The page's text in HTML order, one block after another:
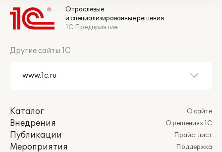
Отраслевые
и специализированные решения
1С:Предприятие
Другие сайты 1С
Каталог
Внедрения
Публикации
Мероприятия
О сайте
О решениях 1С
Прайс-лист
Поддержка